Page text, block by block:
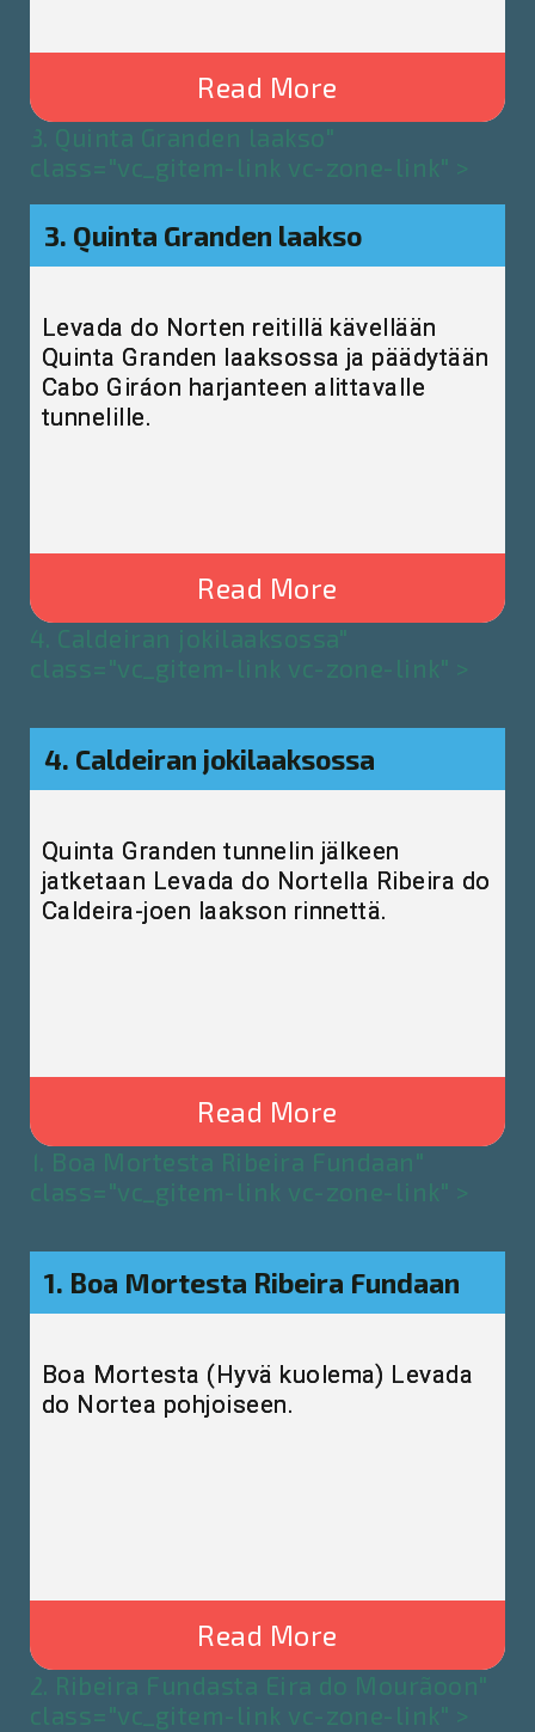
Read More
3. Quinta Granden laakso"
class="vc_gitem-link vc-zone-link" >
3. Quinta Granden laakso
Levada do Norten reitillä kävellään
Quinta Granden laaksossa ja päädytään
Cabo Giráon harjanteen alittavalle
tunnelille.
Read More
4. Caldeiran jokilaaksossa"
class="vc_gitem-link vc-zone-link" >
4. Caldeiran jokilaaksossa
Quinta Granden tunnelin jälkeen
jatketaan Levada do Nortella Ribeira do
Caldeira-joen laakson rinnettä.
Read More
1. Boa Mortesta Ribeira Fundaan"
class="vc_gitem-link vc-zone-link" >
1. Boa Mortesta Ribeira Fundaan
Boa Mortesta (Hyvä kuolema) Levada
do Nortea pohjoiseen.
Read More
2. Ribeira Fundasta Eira do Mourãoon"
class="vc_gitem-link vc-zone-link" >